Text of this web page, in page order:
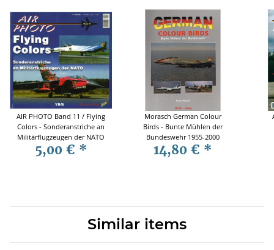
AIR PHOTO Band 11 / Flying
Colors - Sonderanstriche an
Militärflugzeugen der NATO
- Militärluftfahrt live
5,00 € *
Morasch German Colour
Birds - Bunte Mühlen der
Bundeswehr 1955-2000
14,80 € *
Similar items